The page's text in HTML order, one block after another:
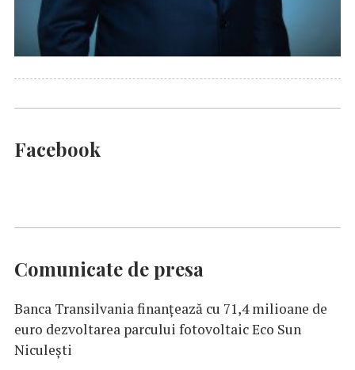
Facebook
Comunicate de presa
Banca Transilvania finanțează cu 71,4 milioane de
euro dezvoltarea parcului fotovoltaic Eco Sun
Niculești